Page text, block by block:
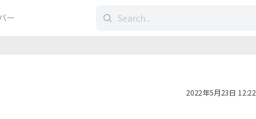
ー
検
2022年5月23日 12:22